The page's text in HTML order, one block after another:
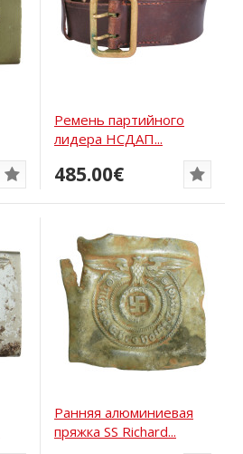
Ремень партийного
лидера НСДАП...
485.00€
Ранняя алюминиевая
пряжка SS Richard...